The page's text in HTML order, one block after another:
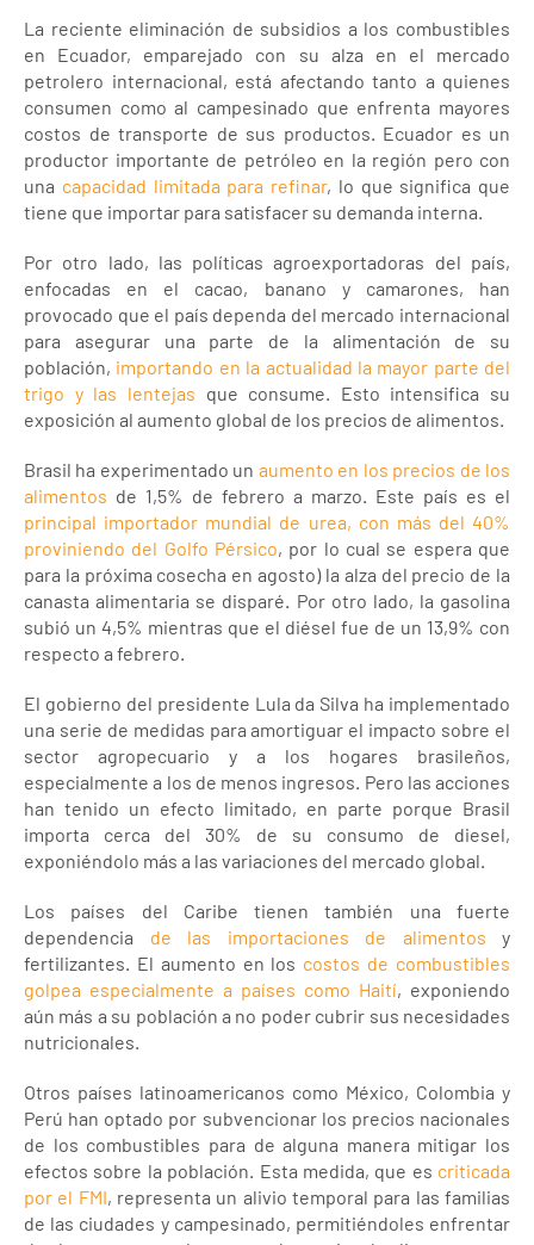
La reciente eliminación de subsidios a los combustibles
en Ecuador, emparejado con su alza en el mercado
petrolero internacional, está afectando tanto a quienes
consumen como al campesinado que enfrenta mayores
costos de transporte de sus productos. Ecuador es un
productor importante de petróleo en la región pero con
una capacidad limitada para refinar, lo que significa que
tiene que importar para satisfacer su demanda interna.
Por otro lado, las políticas agroexportadoras del país,
enfocadas en el cacao, banano y camarones, han
provocado que el país dependa del mercado internacional
para asegurar una parte de la alimentación de su
población, importando en la actualidad la mayor parte del
trigo y las lentejas que consume. Esto intensifica su
exposición al aumento global de los precios de alimentos.
Brasil ha experimentado un aumento en los precios de los
alimentos de 1,5% de febrero a marzo. Este país es el
principal importador mundial de urea, con más del 40%
proviniendo del Golfo Pérsico, por lo cual se espera que
para la próxima cosecha en agosto) la alza del precio de la
canasta alimentaria se disparé. Por otro lado, la gasolina
subió un 4,5% mientras que el diésel fue de un 13,9% con
respecto a febrero.
El gobierno del presidente Lula da Silva ha implementado
una serie de medidas para amortiguar el impacto sobre el
sector agropecuario y a los hogares brasileños,
especialmente a los de menos ingresos. Pero las acciones
han tenido un efecto limitado, en parte porque Brasil
importa cerca del 30% de su consumo de diesel,
exponiéndolo más a las variaciones del mercado global.
Los países del Caribe tienen también una fuerte
dependencia de las importaciones de alimentos y
fertilizantes. El aumento en los costos de combustibles
golpea especialmente a países como Haití, exponiendo
aún más a su población a no poder cubrir sus necesidades
nutricionales.
Otros países latinoamericanos como México, Colombia y
Perú han optado por subvencionar los precios nacionales
de los combustibles para de alguna manera mitigar los
efectos sobre la población. Esta medida, que es criticada
por el FMI, representa un alivio temporal para las familias
de las ciudades y campesinado, permitiéndoles enfrentar